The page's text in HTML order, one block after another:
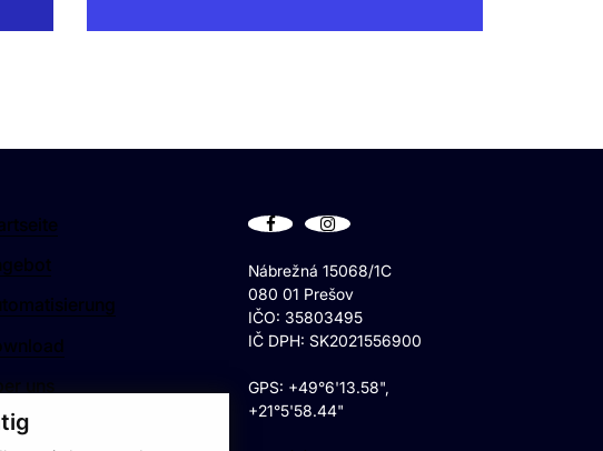
uns
Nábrežná 15068/1C
080 01 Prešov
IČO: 35803495
IČ DPH: SK2021556900
GPS: +49°6'13.58",
+21°5'58.44"